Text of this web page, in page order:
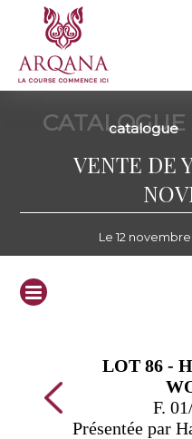
CATALOGUE
catalogue
VENTE DE
Le 12
LOT 86 -
F.
Présentée par